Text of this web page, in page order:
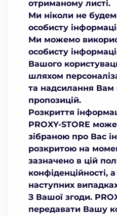
отриманому листі.
Ми ніколи не
особисту
Ми можемо
особисту
Вашого
шляхом
та надсилання Вам
пропозицій.
Розкриття
PROXY-STORE
зібраною про Вас
розкритою на
зазначено в цій
конфіденційності,
наступних
З Вашої згоди.
передавати Вашу